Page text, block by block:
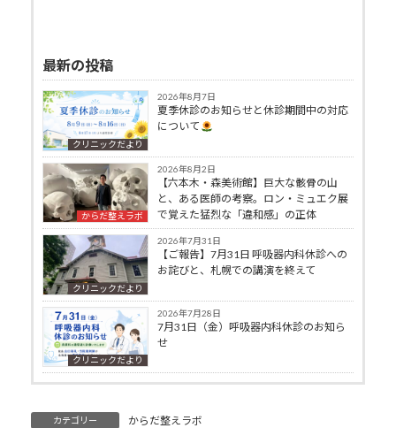
最新の投稿
クリニックだより
2026年8月7日
夏季休診のお知らせと休診期間中の対応
について
からだ整えラボ
2026年8月2日
【六本木・森美術館】巨大な骸骨の山
と、ある医師の考察。ロン・ミュエク展
で覚えた猛烈な「違和感」の正体
クリニックだより
2026年7月31日
【ご報告】7月31日 呼吸器内科休診への
お詫びと、札幌での講演を終えて
クリニックだより
2026年7月28日
7月31日（金）呼吸器内科休診のお知ら
せ
カテゴリー からだ整えラボ